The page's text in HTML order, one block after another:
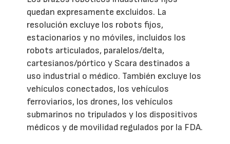
quedan expresamente excluidos. La
resolución excluye los robots fijos,
estacionarios y no móviles, incluidos los
robots articulados, paralelos/delta,
cartesianos/pórtico y Scara destinados a
uso industrial o médico. También excluye los
vehículos conectados, los vehículos
ferroviarios, los drones, los vehículos
submarinos no tripulados y los dispositivos
médicos y de movilidad regulados por la FDA.